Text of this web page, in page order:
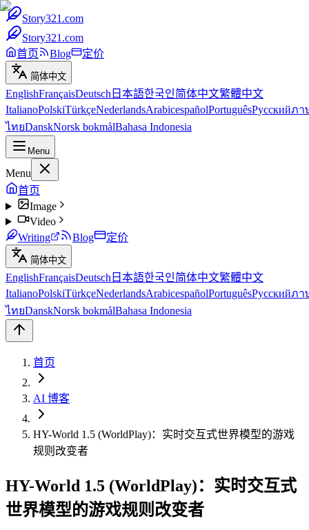
Story321.com
Story321.com
首页
Blog 定价
简体中文
EnglishFrançaisDeutsch 日本語한국인简体中文繁體中文
ItalianoPolskiTürkçeNederlandsArabicespañolPortuguêsРусскийภา
ไทยDanskNorsk bokmålBahasa Indonesia
Menu
Menu
首页
Image
Video
Writing
Blog 定价
简体中文
EnglishFrançaisDeutsch 日本語한국인简体中文繁體中文
ItalianoPolskiTürkçeNederlandsArabicespañolPortuguêsРусскийภา
ไทยDanskNorsk bokmålBahasa Indonesia
首页
AI 博客
HY-World 1.5 (WorldPlay)：实时交互式世界模型的游戏
规则改变者
HY-World 1.5 (WorldPlay)：实时交互式
世界模型的游戏规则改变者